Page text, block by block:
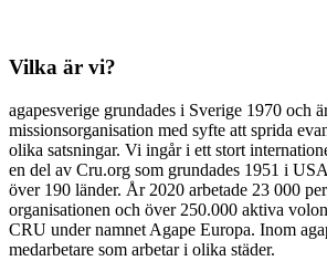
Vilka är vi?
agapesverige grundades i Sverige 1970 och
missionsorganisation med syfte att sprida
olika satsningar. Vi ingår i ett stort
en del av Cru.org som grundades 1951 i
över 190 länder. År 2020 arbetade 23 000
organisationen och över 250.000 aktiva
CRU under namnet Agape Europa. Inom
medarbetare som arbetar i olika städer.